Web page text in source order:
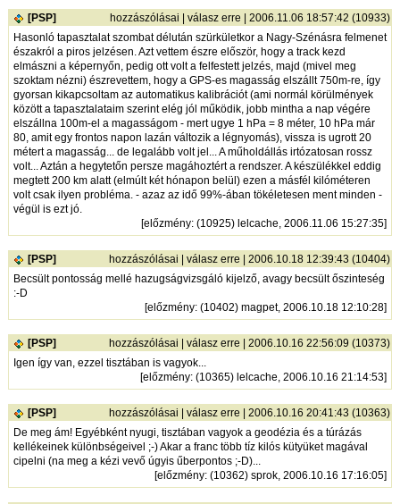
[PSP] hozzászólásai |válasz erre | 2006.11.06 18:57:42 (10933)
Hasonló tapasztalat szombat délután szürkületkor a Nagy-Szénásra felmenet
északról a piros jelzésen. Azt vettem észre először, hogy a track kezd
elmászni a képernyőn, pedig ott volt a felfestett jelzés, majd (mivel meg
szoktam nézni) észrevettem, hogy a GPS-es magasság elszállt 750m-re, így
gyorsan kikapcsoltam az automatikus kalibrációt (ami normál körülmények
között a tapasztalataim szerint elég jól működik, jobb mintha a nap végére
elszállna 100m-el a magasságom - mert ugye 1 hPa = 8 méter, 10 hPa már
80, amit egy frontos napon lazán változik a légnyomás), vissza is ugrott 20
métert a magasság... de legalább volt jel... A műholdállás irtózatosan rossz
volt... Aztán a hegytetőn persze magáhoztért a rendszer. A készülékkel eddig
megtett 200 km alatt (elmúlt két hónapon belül) ezen a másfél kilóméteren
volt csak ilyen probléma. - azaz az idő 99%-ában tökéletesen ment minden -
végül is ezt jó.
[előzmény: (10925) lelcache, 2006.11.06 15:27:35]
[PSP] hozzászólásai |válasz erre | 2006.10.18 12:39:43 (10404)
Becsült pontosság mellé hazugságvizsgáló kijelző, avagy becsült őszinteség
:-D
[előzmény: (10402) magpet, 2006.10.18 12:10:28]
[PSP] hozzászólásai |válasz erre | 2006.10.16 22:56:09 (10373)
Igen így van, ezzel tisztában is vagyok...
[előzmény: (10365) lelcache, 2006.10.16 21:14:53]
[PSP] hozzászólásai |válasz erre | 2006.10.16 20:41:43 (10363)
De meg ám! Egyébként nyugi, tisztában vagyok a geodézia és a túrázás
kellékeinek különbségeivel ;-) Akar a franc több tíz kilós kütyüket magával
cipelni (na meg a kézi vevő úgyis űberpontos ;-D)...
[előzmény: (10362) sprok, 2006.10.16 17:16:05]